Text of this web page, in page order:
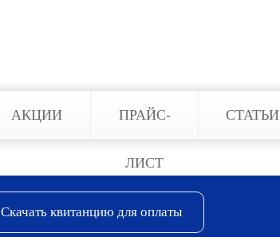
АКЦИИ ПРАЙС-
ЛИСТ
СТАТЬИ
Скачать квитанцию для оплаты